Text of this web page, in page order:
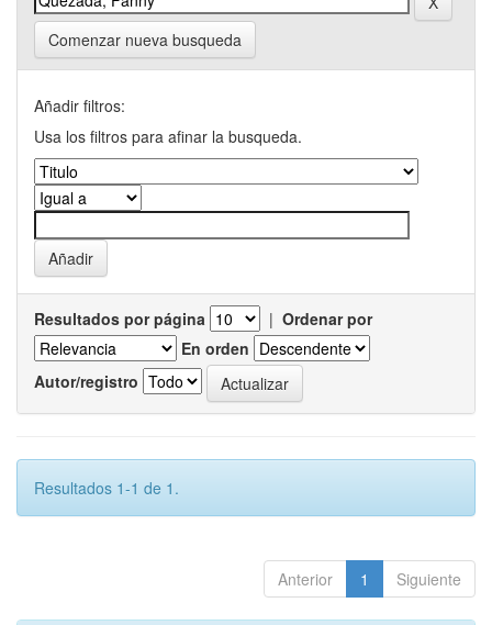
Comenzar nueva busqueda
Añadir filtros:
Usa los filtros para afinar la busqueda.
Resultados por página | Ordenar por
En orden
Autor/registro
Resultados 1-1 de 1.
Anterior 1 Siguiente